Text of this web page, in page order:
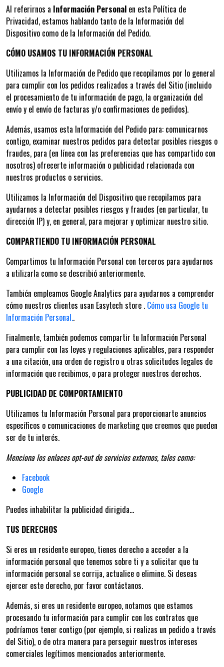
Al referirnos a Información Personal en esta Política de
Privacidad, estamos hablando tanto de la Información del
Dispositivo como de la Información del Pedido.
CÓMO USAMOS TU INFORMACIÓN PERSONAL
Utilizamos la Información de Pedido que recopilamos por lo general
para cumplir con los pedidos realizados a través del Sitio (incluido
el procesamiento de tu información de pago, la organización del
envío y el envío de facturas y/o confirmaciones de pedidos).
Además, usamos esta Información del Pedido para: comunicarnos
contigo, examinar nuestros pedidos para detectar posibles riesgos o
fraudes, para (en línea con las preferencias que has compartido con
nosotros) ofrecerte información o publicidad relacionada con
nuestros productos o servicios.
Utilizamos la Información del Dispositivo que recopilamos para
ayudarnos a detectar posibles riesgos y fraudes (en particular, tu
dirección IP) y, en general, para mejorar y optimizar nuestro sitio.
COMPARTIENDO TU INFORMACIÓN PERSONAL
Compartimos tu Información Personal con terceros para ayudarnos
a utilizarla como se describió anteriormente.
También empleamos Google Analytics para ayudarnos a comprender
cómo nuestros clientes usan Easytech store . Cómo usa Google tu
Información Personal..
Finalmente, también podemos compartir tu Información Personal
para cumplir con las leyes y regulaciones aplicables, para responder
a una citación, una orden de registro u otras solicitudes legales de
información que recibimos, o para proteger nuestros derechos.
PUBLICIDAD DE COMPORTAMIENTO
Utilizamos tu Información Personal para proporcionarte anuncios
específicos o comunicaciones de marketing que creemos que pueden
ser de tu interés.
Menciona los enlaces opt-out de servicios externos, tales como:
Facebook
Google
Puedes inhabilitar la publicidad dirigida...
TUS DERECHOS
Si eres un residente europeo, tienes derecho a acceder a la
información personal que tenemos sobre ti y a solicitar que tu
información personal se corrija, actualice o elimine. Si deseas
ejercer este derecho, por favor contáctanos.
Además, si eres un residente europeo, notamos que estamos
procesando tu información para cumplir con los contratos que
podríamos tener contigo (por ejemplo, si realizas un pedido a través
del Sitio), o de otra manera para perseguir nuestros intereses
comerciales legítimos mencionados anteriormente.